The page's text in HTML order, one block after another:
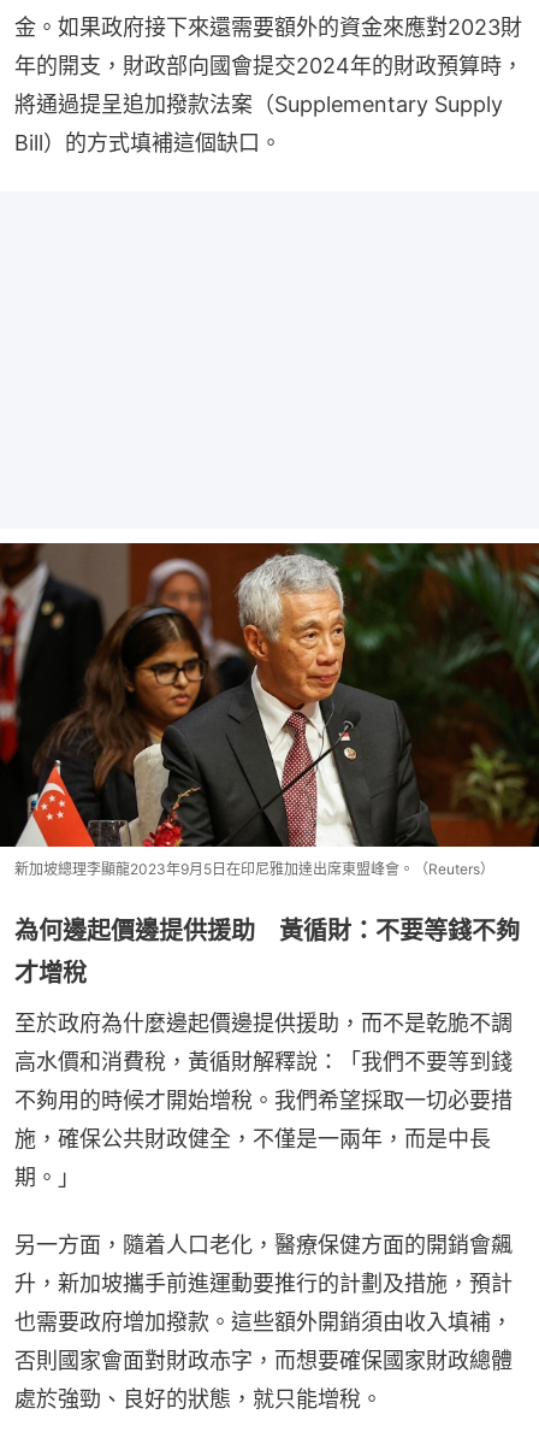
金。如果政府接下來還需要額外的資金來應對2023財
年的開支，財政部向國會提交2024年的財政預算時，
將通過提呈追加撥款法案（Supplementary Supply
Bill）的方式填補這個缺口。
新加坡總理李顯龍2023年9月5日在印尼雅加達出席東盟峰會。（Reuters）
為何邊起價邊提供援助 黃循財：不要等錢不夠
才增稅
至於政府為什麼邊起價邊提供援助，而不是乾脆不調
高水價和消費稅，黃循財解釋說：「我們不要等到錢
不夠用的時候才開始增稅。我們希望採取一切必要措
施，確保公共財政健全，不僅是一兩年，而是中長
期。」
另一方面，隨着人口老化，醫療保健方面的開銷會飆
升，新加坡攜手前進運動要推行的計劃及措施，預計
也需要政府增加撥款。這些額外開銷須由收入填補，
否則國家會面對財政赤字，而想要確保國家財政總體
處於強勁、良好的狀態，就只能增稅。